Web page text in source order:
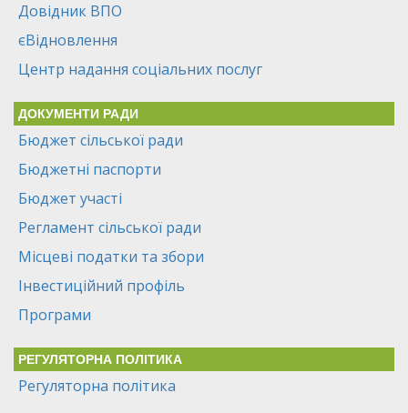
Довідник ВПО
єВідновлення
Центр надання соціальних послуг
ДОКУМЕНТИ РАДИ
Бюджет сільської ради
Бюджетні паспорти
Бюджет участі
Регламент сільської ради
Місцеві податки та збори
Інвестиційний профіль
Програми
РЕГУЛЯТОРНА ПОЛІТИКА
Регуляторна політика